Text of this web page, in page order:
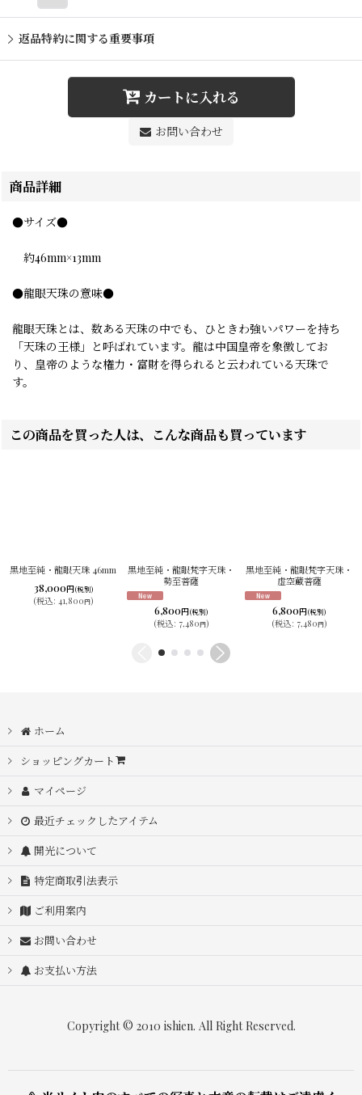
返品特約に関する重要事項
カートに入れる
お問い合わせ
商品詳細
●サイズ●
約46mm×13mm
●龍眼天珠の意味●
龍眼天珠とは、数ある天珠の中でも、ひときわ強いパワーを持ち
「天珠の王様」と呼ばれています。龍は中国皇帝を象徴してお
り、皇帝のような権力・富財を得られると云われている天珠で
す。
この商品を買った人は、こんな商品も買っています
黒地至純・龍眼天珠 46mm
38,000円(税別)
(税込: 41,800円)
黒地至純・龍眼梵字天珠・
勢至菩薩
6,800円(税別)
(税込: 7,480円)
黒地至純・龍眼梵字天珠・
虚空蔵菩薩
6,800円(税別)
(税込: 7,480円)
ホーム
ショッピングカート
マイページ
最近チェックしたアイテム
開光について
特定商取引法表示
ご利用案内
お問い合わせ
お支払い方法
Copyright © 2010 ishien. All Right Reserved.